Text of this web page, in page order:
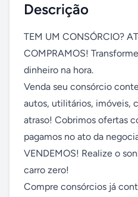
Descrição
TEM UM CONSÓRCIO?
COMPRAMOS!
dinheiro na hora.
Venda seu consórcio
autos, utilitários, imóveis,
atraso! Cobrimos ofertas
pagamos no ato da
VENDEMOS! Realize o
carro zero!
Compre consórcios já